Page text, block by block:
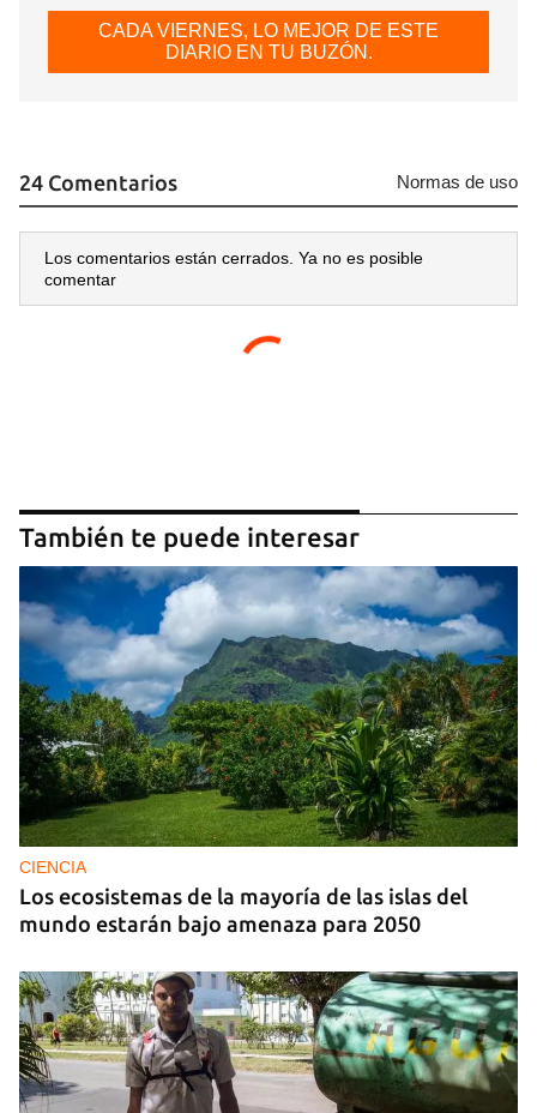
Guardar como favorito
INICIAR SESIÓN CANCELAR
CADA VIERNES, LO MEJOR DE ESTE
DIARIO EN TU BUZÓN.
24 Comentarios Normas de uso
Los comentarios están cerrados. Ya no es posible
comentar
También te puede interesar
CIENCIA
Los ecosistemas de la mayoría de las islas del
mundo estarán bajo amenaza para 2050